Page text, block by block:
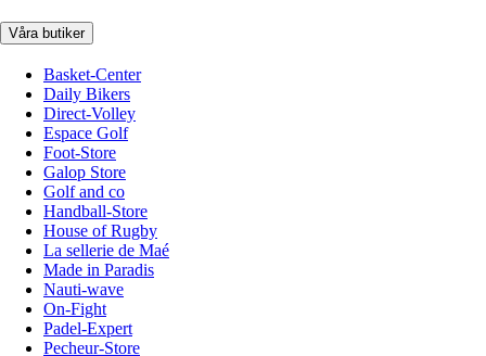
Våra butiker
Basket-Center
Daily Bikers
Direct-Volley
Espace Golf
Foot-Store
Galop Store
Golf and co
Handball-Store
House of Rugby
La sellerie de Maé
Made in Paradis
Nauti-wave
On-Fight
Padel-Expert
Pecheur-Store